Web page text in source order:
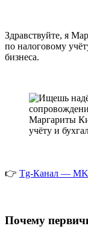
Здравствуйте, я
по налоговому
бизнеса.
👉 Tg-Канал —
Почему